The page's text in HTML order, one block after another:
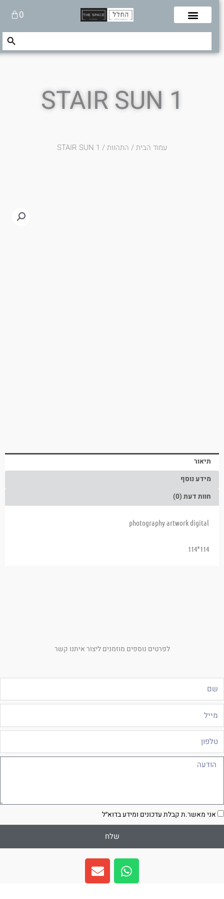
0עגלת
קניות
Search
Search Button
1 STAIR SUN
עמוד הבית/התהוות/ 1 STAIR SUN
תיאור
מידע נוסף
חוות דעת (0)
photography artwork digital
114*114
לפרטים נוספים מוזמנים ליצור איתנו קשר
אני מאשר.ת קבלת עדכונים ומידע בדוא״ל
שלח
W
h
a
E
n
v